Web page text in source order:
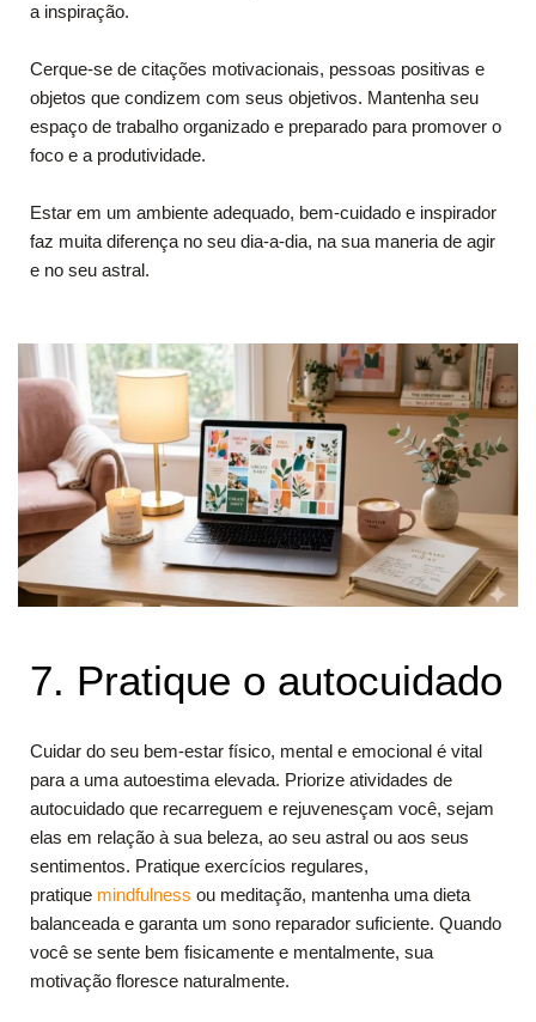
a inspiração.
Cerque-se de citações motivacionais, pessoas positivas e
objetos que condizem com seus objetivos. Mantenha seu
espaço de trabalho organizado e preparado para promover o
foco e a produtividade.
Estar em um ambiente adequado, bem-cuidado e inspirador
faz muita diferença no seu dia-a-dia, na sua maneria de agir
e no seu astral.
7. Pratique o autocuidado
Cuidar do seu bem-estar físico, mental e emocional é vital
para a uma autoestima elevada. Priorize atividades de
autocuidado que recarreguem e rejuvenesçam você, sejam
elas em relação à sua beleza, ao seu astral ou aos seus
sentimentos. Pratique exercícios regulares,
pratique mindfulness ou meditação, mantenha uma dieta
balanceada e garanta um sono reparador suficiente. Quando
você se sente bem fisicamente e mentalmente, sua
motivação floresce naturalmente.